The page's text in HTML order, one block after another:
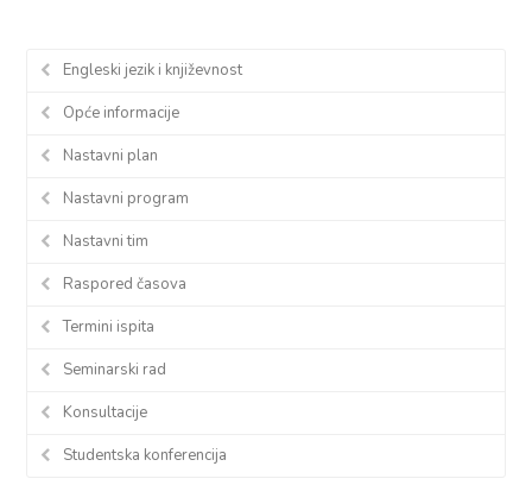
Engleski jezik i književnost
Opće informacije
Nastavni plan
Nastavni program
Nastavni tim
Raspored časova
Termini ispita
Seminarski rad
Konsultacije
Studentska konferencija